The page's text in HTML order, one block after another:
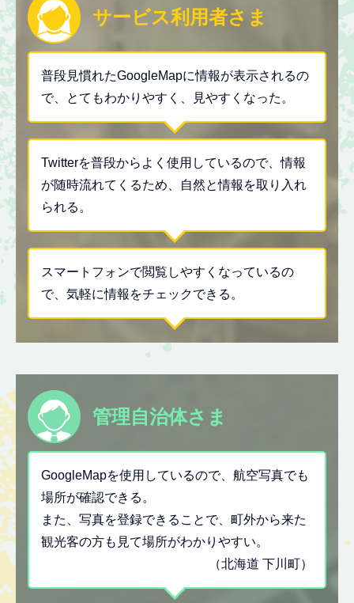
サービス利用者さま
普段見慣れたGoogleMapに情報が表示されるの
で、とてもわかりやすく、見やすくなった。
Twitterを普段からよく使用しているので、情報
が随時流れてくるため、自然と情報を取り入れ
られる。
スマートフォンで閲覧しやすくなっているの
で、気軽に情報をチェックできる。
管理自治体さま
GoogleMapを使用しているので、航空写真でも
場所が確認できる。
また、写真を登録できることで、町外から来た
観光客の方も見て場所がわかりやすい。
（北海道 下川町）